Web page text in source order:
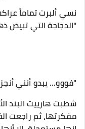
​نسي ألبرت تماماً
"الدجاجة التي تبيض
​"فووو... يبدو أنني
​شطبت هارييت البند
مفكرتها، ثم راجعت